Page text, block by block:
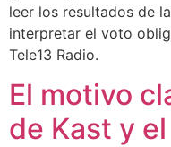
leer los resultados de
interpretar el voto
Tele13 Radio.
El motivo
de Kast y